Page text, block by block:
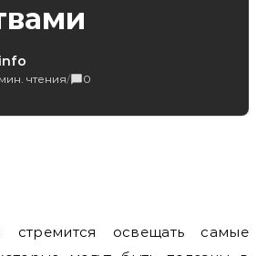
чтения/ 0
освещать самые